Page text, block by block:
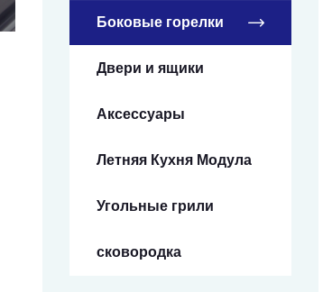
Боковые горелки
Двери и ящики
Аксессуары
Летняя Кухня Модула
Угольные грили
сковородка